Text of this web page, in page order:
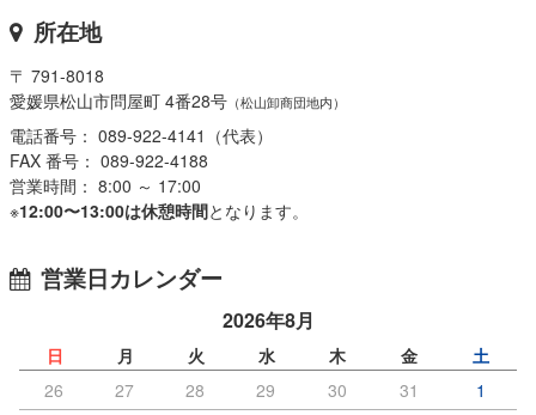
所在地
〒 791-8018
愛媛県松山市問屋町 4番28号 （松山卸商団地内）
電話番号： 089-922-4141（代表）
FAX 番号： 089-922-4188
営業時間： 8:00 ～ 17:00
※12:00〜13:00は休憩時間となります。
営業日カレンダー
2026年8月
日 月 火 水 木 金
土
26
27 28 29 30 31
1